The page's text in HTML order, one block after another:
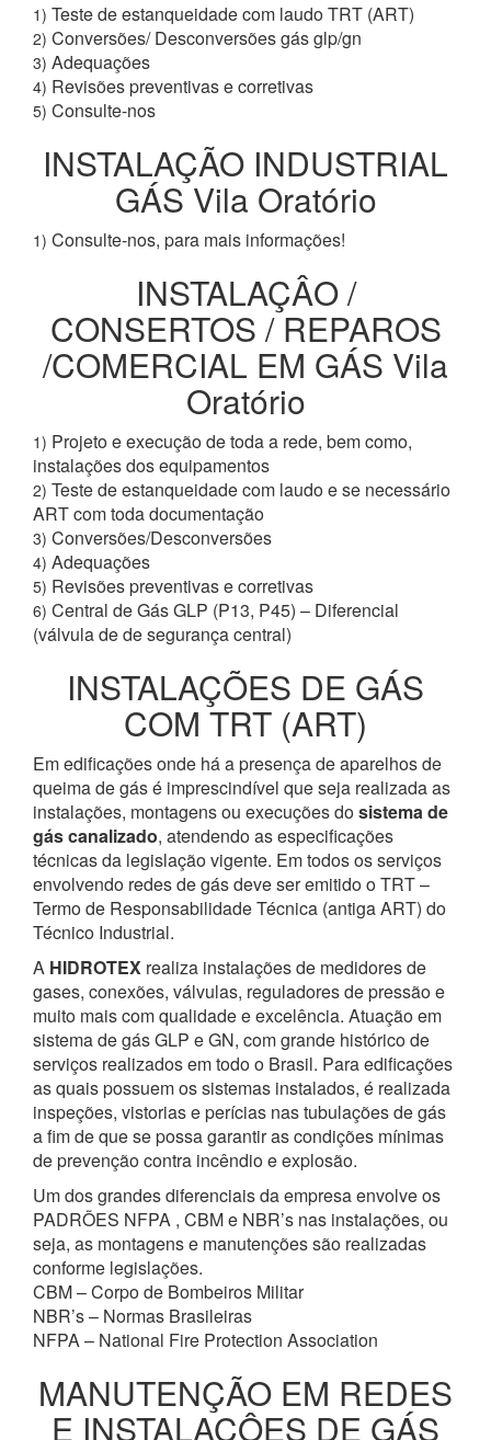
1) Teste de estanqueidade com laudo TRT (ART)
2) Conversões/ Desconversões gás glp/gn
3) Adequações
4) Revisões preventivas e corretivas
5) Consulte-nos
INSTALAÇÃO INDUSTRIAL
GÁS Vila Oratório
1) Consulte-nos, para mais informações!
INSTALAÇÂO /
CONSERTOS / REPAROS
/COMERCIAL EM GÁS Vila
Oratório
1) Projeto e execução de toda a rede, bem como,
instalações dos equipamentos
2) Teste de estanqueidade com laudo e se necessário
ART com toda documentação
3) Conversões/Desconversões
4) Adequações
5) Revisões preventivas e corretivas
6) Central de Gás GLP (P13, P45) – Diferencial
(válvula de de segurança central)
INSTALAÇÕES DE GÁS
COM TRT (ART)
Em edificações onde há a presença de aparelhos de
queima de gás é imprescindível que seja realizada as
instalações, montagens ou execuções dosistema de
gás canalizado, atendendo as especificações
técnicas da legislação vigente. Em todos os serviços
envolvendo redes de gás deve ser emitido o TRT –
Termo de Responsabilidade Técnica (antiga ART) do
Técnico Industrial.
A HIDROTEX realiza instalações de medidores de
gases, conexões, válvulas, reguladores de pressão e
muito mais com qualidade e excelência. Atuação em
sistema de gás GLP e GN, com grande histórico de
serviços realizados em todo o Brasil. Para edificações
as quais possuem os sistemas instalados, é realizada
inspeções, vistorias e perícias nas tubulações de gás
a fim de que se possa garantir as condições mínimas
de prevenção contra incêndio e explosão.
Um dos grandes diferenciais da empresa envolve os
PADRÕES NFPA , CBM e NBR’s nas instalações, ou
seja, as montagens e manutenções são realizadas
conforme legislações.
CBM – Corpo de Bombeiros Militar
NBR’s – Normas Brasileiras
NFPA – National Fire Protection Association
MANUTENÇÃO EM REDES
E INSTALAÇÔES DE GÁS